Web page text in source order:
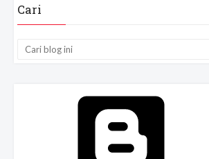
Cari